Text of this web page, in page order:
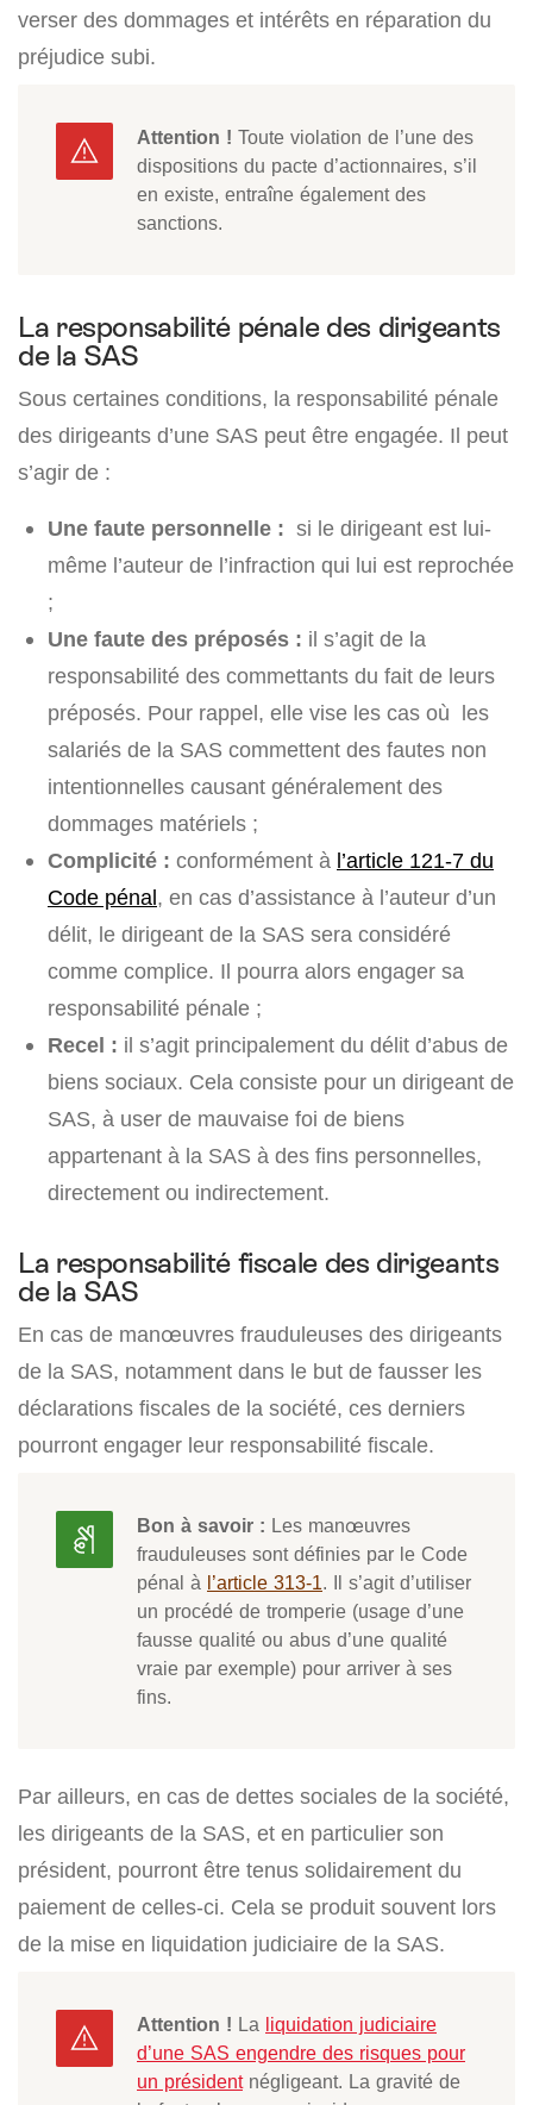
verser des dommages et intérêts en réparation du
préjudice subi.
Attention ! Toute violation de l’une des
dispositions du pacte d’actionnaires, s’il
en existe, entraîne également des
sanctions.
La responsabilité pénale des dirigeants
de la SAS
Sous certaines conditions, la responsabilité pénale
des dirigeants d’une SAS peut être engagée. Il peut
s’agir de :
Une faute personnelle : si le dirigeant est lui-
même l’auteur de l’infraction qui lui est reprochée
;
Une faute des préposés : il s’agit de la
responsabilité des commettants du fait de leurs
préposés. Pour rappel, elle vise les cas où les
salariés de la SAS commettent des fautes non
intentionnelles causant généralement des
dommages matériels ;
Complicité : conformément à l’article 121-7 du
Code pénal, en cas d’assistance à l’auteur d’un
délit, le dirigeant de la SAS sera considéré
comme complice. Il pourra alors engager sa
responsabilité pénale ;
Recel : il s’agit principalement du délit d’abus de
biens sociaux. Cela consiste pour un dirigeant de
SAS, à user de mauvaise foi de biens
appartenant à la SAS à des fins personnelles,
directement ou indirectement.
La responsabilité fiscale des dirigeants
de la SAS
En cas de manœuvres frauduleuses des dirigeants
de la SAS, notamment dans le but de fausser les
déclarations fiscales de la société, ces derniers
pourront engager leur responsabilité fiscale.
Bon à savoir : Les manœuvres
frauduleuses sont définies par le Code
pénal à l’article 313-1. Il s’agit d’utiliser
un procédé de tromperie (usage d’une
fausse qualité ou abus d’une qualité
vraie par exemple) pour arriver à ses
fins.
Par ailleurs, en cas de dettes sociales de la société,
les dirigeants de la SAS, et en particulier son
président, pourront être tenus solidairement du
paiement de celles-ci. Cela se produit souvent lors
de la mise en liquidation judiciaire de la SAS.
Attention ! La liquidation judiciaire
d’une SAS engendre des risques pour
un présidentnégligeant. La gravité de